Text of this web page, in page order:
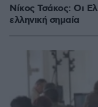
Νίκος Τσάκος: Οι
ελληνική σημαία